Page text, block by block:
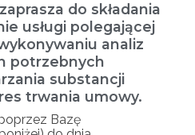
do składania
usługi polegającej
analiz
potrzebnych
substancji
trwania umowy.
Bazę